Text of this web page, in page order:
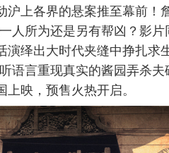
沪上各界的悬案推至幕前！
人所为还是另有帮凶？影片
演绎出大时代夹缝中挣扎求
语言重现真实的酱园弄杀
映，预售火热开启。